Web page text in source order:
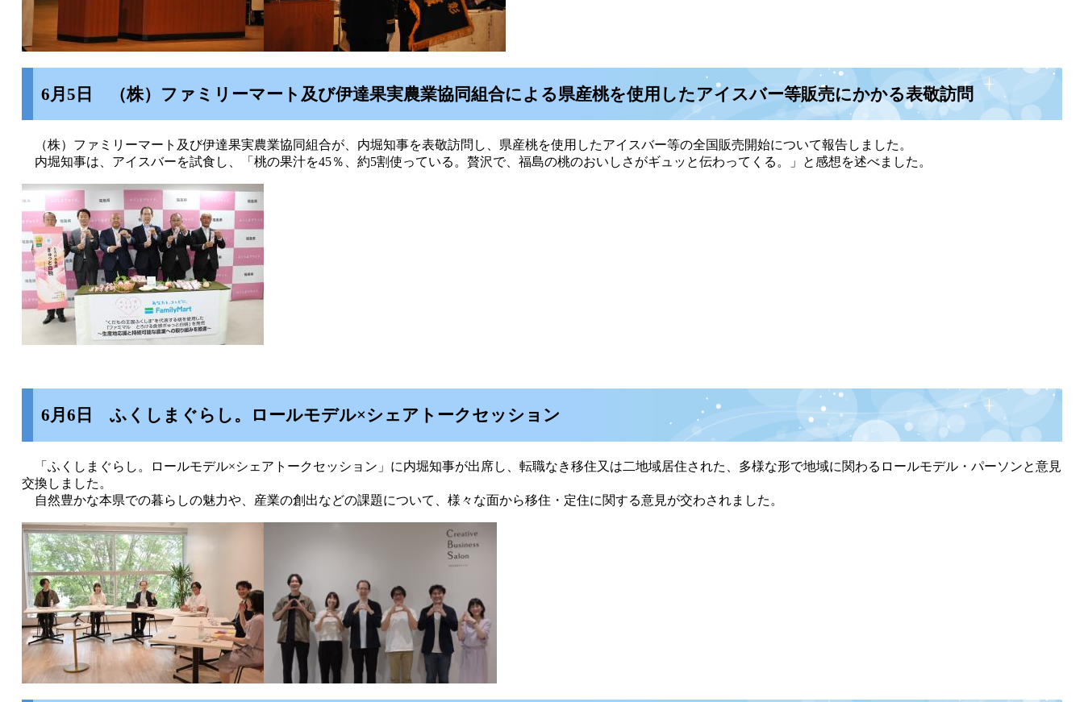
6月5日 （株）ファミリーマート及び伊達果実農業協同組合による県産桃を使用したアイスバー等販売にかかる表敬訪問
（株）ファミリーマート及び伊達果実農業協同組合が、内堀知事を表敬訪問し、県産桃を使用したアイスバー等の全国販売開始について報告しました。
内堀知事は、アイスバーを試食し、「桃の果汁を45％、約5割使っている。贅沢で、福島の桃のおいしさがギュッと伝わってくる。」と感想を述べました。
6月6日 ふくしまぐらし。ロールモデル×シェアトークセッション
「ふくしまぐらし。ロールモデル×シェアトークセッション」に内堀知事が出席し、転職なき移住又は二地域居住された、多様な形で地域に関わるロールモデル・パーソンと意見
交換しました。
自然豊かな本県での暮らしの魅力や、産業の創出などの課題について、様々な面から移住・定住に関する意見が交わされました。